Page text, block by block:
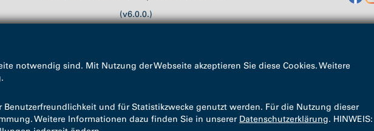
(v6.0.0.)
notwendig sind. Mit Nutzung der Webseite akzeptieren Sie diese Cookies. Weitere
.
Benutzerfreundlichkeit und für Statistikzwecke genutzt werden. Für die Nutzung dieser
Weitere Informationen dazu finden Sie in unserer Datenschutzerklärung. HINWEIS: